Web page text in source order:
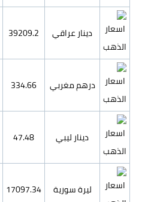
دينار عراقي 39209.2
درهم مغربي 334.66
دينار ليبي 47.48
ليرة سورية 17097.34